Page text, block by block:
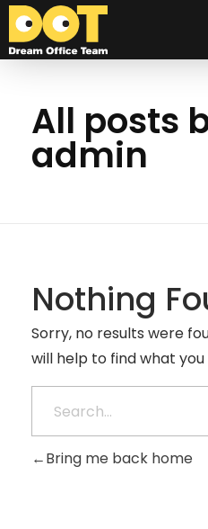
Dream Office Team
All posts
admin
Nothing
Sorry, no results were
will help to find what
Bring me back home